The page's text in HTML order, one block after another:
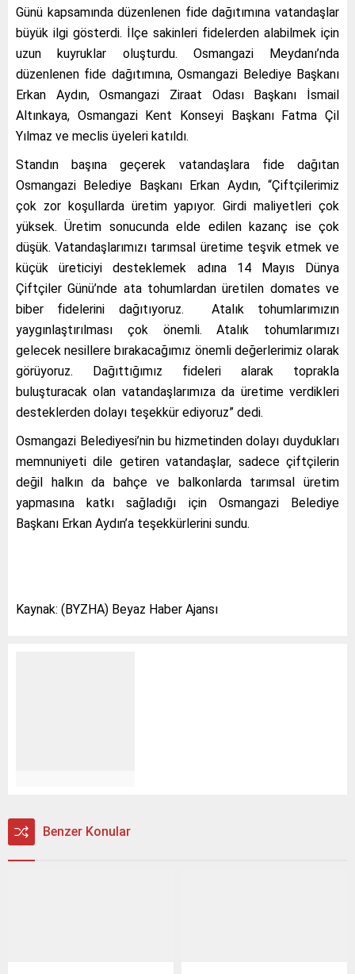
Günü kapsamında düzenlenen fide dağıtımına vatandaşlar
büyük ilgi gösterdi. İlçe sakinleri fidelerden alabilmek için
uzun kuyruklar oluşturdu. Osmangazi Meydanı’nda
düzenlenen fide dağıtımına, Osmangazi Belediye Başkanı
Erkan Aydın, Osmangazi Ziraat Odası Başkanı İsmail
Altınkaya, Osmangazi Kent Konseyi Başkanı Fatma Çil
Yılmaz ve meclis üyeleri katıldı.
Standın başına geçerek vatandaşlara fide dağıtan
Osmangazi Belediye Başkanı Erkan Aydın, “Çiftçilerimiz
çok zor koşullarda üretim yapıyor. Girdi maliyetleri çok
yüksek. Üretim sonucunda elde edilen kazanç ise çok
düşük. Vatandaşlarımızı tarımsal üretime teşvik etmek ve
küçük üreticiyi desteklemek adına 14 Mayıs Dünya
Çiftçiler Günü’nde ata tohumlardan üretilen domates ve
biber fidelerini dağıtıyoruz. Atalık tohumlarımızın
yaygınlaştırılması çok önemli. Atalık tohumlarımızı
gelecek nesillere bırakacağımız önemli değerlerimiz olarak
görüyoruz.
Dağıttığımız fideleri alarak toprakla
buluşturacak olan vatandaşlarımıza da üretime verdikleri
desteklerden dolayı teşekkür ediyoruz” dedi.
Osmangazi Belediyesi’nin bu hizmetinden dolayı duydukları
memnuniyeti dile getiren vatandaşlar, sadece çiftçilerin
değil halkın da bahçe ve balkonlarda tarımsal üretim
yapmasına katkı sağladığı için Osmangazi Belediye
Başkanı Erkan Aydın’a teşekkürlerini sundu.
Kaynak: (BYZHA) Beyaz Haber Ajansı
Benzer Konular